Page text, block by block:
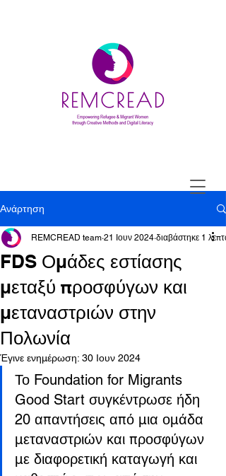
Ανάρτηση
FDS Ομάδες εστίασης
μεταξύ προσφύγων και
μεταναστριών στην
Πολωνία
REMCREAD team 21 Ιουν 2024 διαβάστηκε 1 λεπτά
Έγινε ενημέρωση: 30 Ιουν 2024
Το Foundation for Migrants
Good Start συγκέντρωσε ήδη
20 απαντήσεις από μια ομάδα
μεταναστριών και προσφύγων
με διαφορετική καταγωγή και